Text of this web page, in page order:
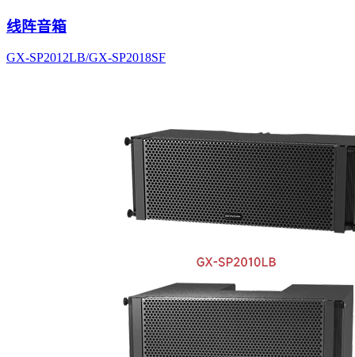
线阵音箱
GX-SP2012LB/GX-SP2018SF